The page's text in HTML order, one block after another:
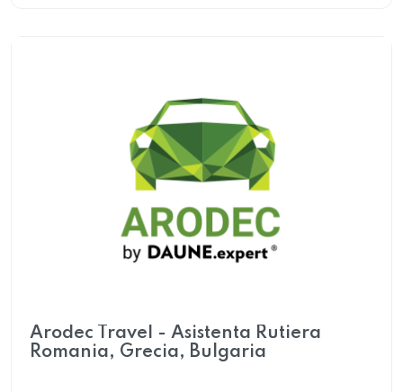
Arodec Travel - Asistenta Rutiera
Romania, Grecia, Bulgaria